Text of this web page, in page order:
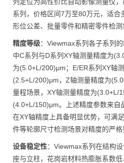
系列，价格区间7万至80万元，适合
形位公差、批量零件和精密零件检测
精度等级：Viewmax系列各子系列
中C系列与D系列XY轴测量精度为
为(5.0+L/200)μm；E/ER系列XY轴
(2.5+L/200)μm，Z轴测量精度为
量程场景，XY轴测量精度为(3.0+L/
(4.0+L/150)μm。上述精度参数来自
在XY轴精度上具备明显优势，可满
件等轮廓尺寸检测场景对精度的严格
设备稳定性：Viewmax系列在结构
座与立柱，花岗岩材料热膨胀系数